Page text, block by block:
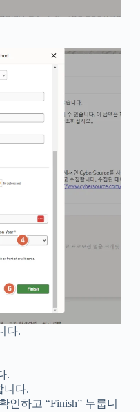
다.
.
니다.
인하고 “Finish” 누룹니